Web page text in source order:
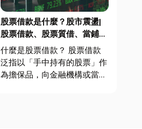
股票借款是什麼？股市震盪|
股票借款、股票質借、當鋪借
款完整比較
什麼是股票借款？ 股票借款
泛指以「手中持有的股票」作
為擔保品，向金融機構或當舖